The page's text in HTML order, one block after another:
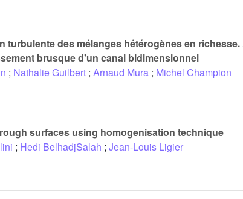
turbulente des mélanges hétérogènes en
brusque d'un canal bidimensionnel
; Nathalie Guilbert ; Arnaud Mura ; Michel Champion
surfaces using homogenisation technique
; Hedi BelhadjSalah ; Jean-Louis Ligier